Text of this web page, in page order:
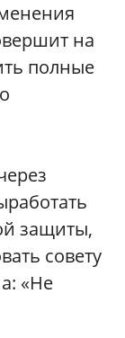
на
полные
защиты,
совету
«Не